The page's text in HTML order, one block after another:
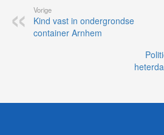
Vorige
Kind vast in ondergrondse
container Arnhem